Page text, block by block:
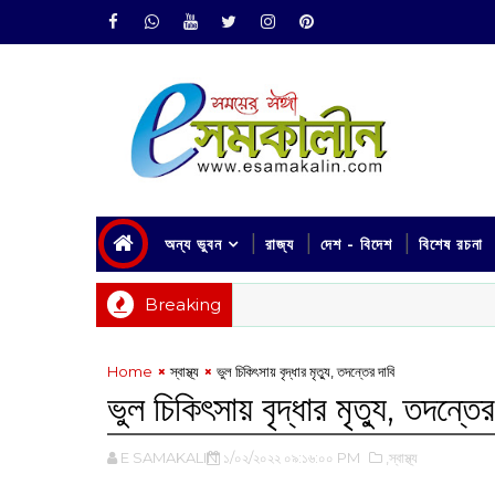
অন্য ভুবন রাজ্য দেশ - বিদেশ বিশেষ রচনা
Breaking
Home ‌স্বাস্থ্য ভুল চিকিৎসায় বৃদ্ধার মৃত্যু, তদন্তের দাবি
ভুল চিকিৎসায় বৃদ্ধার মৃত্যু, তদন্তের
E SAMAKALIN ১/০২/২০২২ ০৯:১৬:০০ PM ,‌স্বাস্থ্য